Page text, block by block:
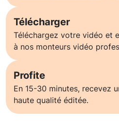
Télécharger
Téléchargez votre vidéo et
à nos monteurs vidéo
Profite
En 15-30 minutes, recevez
haute qualité éditée.